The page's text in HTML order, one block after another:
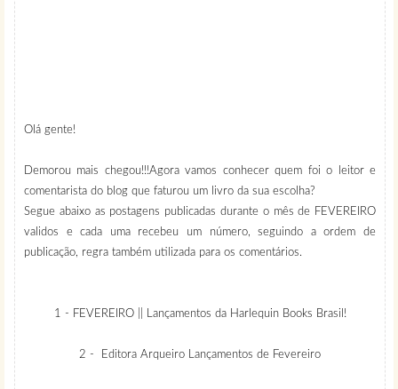
Olá gente!
Demorou mais chegou!!!Agora vamos conhecer quem foi o leitor e
comentarista do blog que faturou um livro da sua escolha?
Segue abaixo as postagens publicadas durante o mês de
FEVEREIRO
validos e cada uma recebeu um número, seguindo a ordem de
publicação, regra também utilizada para os comentários.
1 - FEVEREIRO || Lançamentos da Harlequin Books Brasil!
2 - Editora Arqueiro Lançamentos de Fevereiro